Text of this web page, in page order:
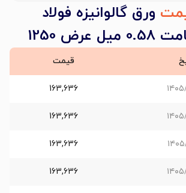
ورق گالوانیزه فولاد
عرض 1250
قیمت
۰۴ 163,636
۰۵ 163,636
۰۶ 163,636
۰۷ 163,636